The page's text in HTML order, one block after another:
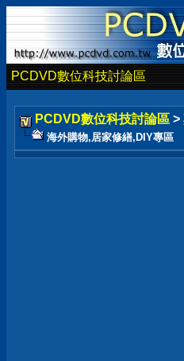
PCDVD數位科技討論區
PCDVD數位科技討論區 >
海外購物,居家修繕,DIY專區